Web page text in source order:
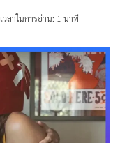
เวลาในการอ่าน: 1 นาที